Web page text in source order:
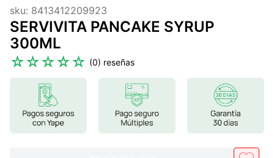
3.
colageno
4.
kefir
5 .
glicinato magnesio
6.
melena leon
lab nutrition
magnesio
sku: 8413412209923
SERVIVITA PANCAKE SYRUP
300ML
☆☆☆☆☆ (0)